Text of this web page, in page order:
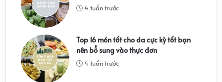
4 tuần trước
Top 16 món tốt cho da cực kỳ tốt bạn
nên bổ sung vào thực đơn
4 tuần trước